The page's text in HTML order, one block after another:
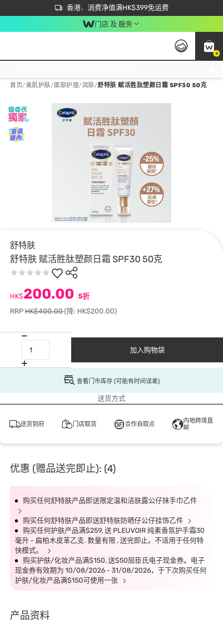
香港．消费净值满HK$399免运费
立即成为易赏钱会员尽享独家优惠
首次APP下单买满$450 输入 NEWAPP 即减$50
门店 及 服务
0
首页/美肌护肤/面部护理/润肤/舒特肤 赋活胜肽塑颜日霜 SPF30 50克
舒特肤
舒特肤 赋活胜肽塑颜日霜 SPF30 50克
HK$200.00 5折
RRPHK$400.00(降: HK$200.00)
加入购物袋
查看门市库存 (可能有时间误差)
送货方式
送货到府 门店取货 合作自取点
内地跨境直
邮
优惠 (赠品送完即止): (4)
购买任何舒特肤产品即送限定温和洁肤露公仔抹手巾乙件
购买任何舒特肤产品即送舒特肤防晒仔公仔挂饰乙件
购买任何护肤产品满$259, 送 PLEUVOIR 纯素香氛护手霜30
毫升 - 扁柏木皮革乙支. 数量有限 , 送完即止。不适用于任何特
快模式。
购买护肤/化妆产品满$150, 送$50屈臣氏电子现金券。电子
现金券有效期为 10/08/2026 - 31/08/2026，于下次购买任何
护肤/化妆产品满$150可使用一张
产品资料